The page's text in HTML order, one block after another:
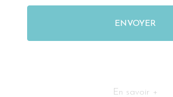
En savoir +